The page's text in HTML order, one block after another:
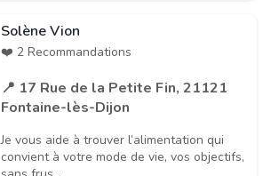
Solène Vion
❤️ 2 Recommandations
📍 17 Rue de la Petite Fin, 21121
Fontaine-lès-Dijon
Je vous aide à trouver l’alimentation qui
convient à votre mode de vie, vos objectifs,